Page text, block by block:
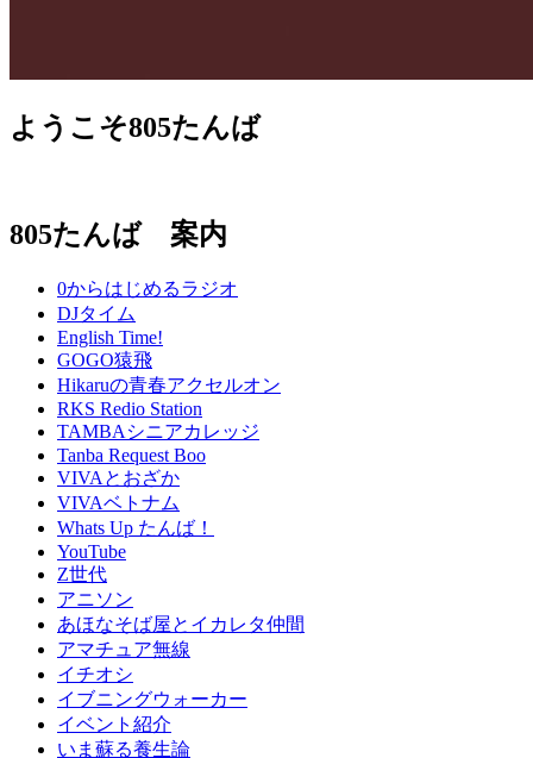
ようこそ805たんば
805たんば 案内
0からはじめるラジオ
DJタイム
English Time!
GOGO猿飛
Hikaruの青春アクセルオン
RKS Redio Station
TAMBAシニアカレッジ
Tanba Request Boo
VIVAとおざか
VIVAベトナム
Whats Up たんば！
YouTube
Z世代
アニソン
あほなそば屋とイカレタ仲間
アマチュア無線
イチオシ
イブニングウォーカー
イベント紹介
いま蘇る養生論